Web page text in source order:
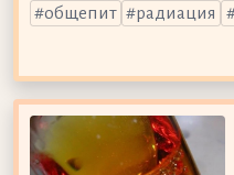
общепит
радиация